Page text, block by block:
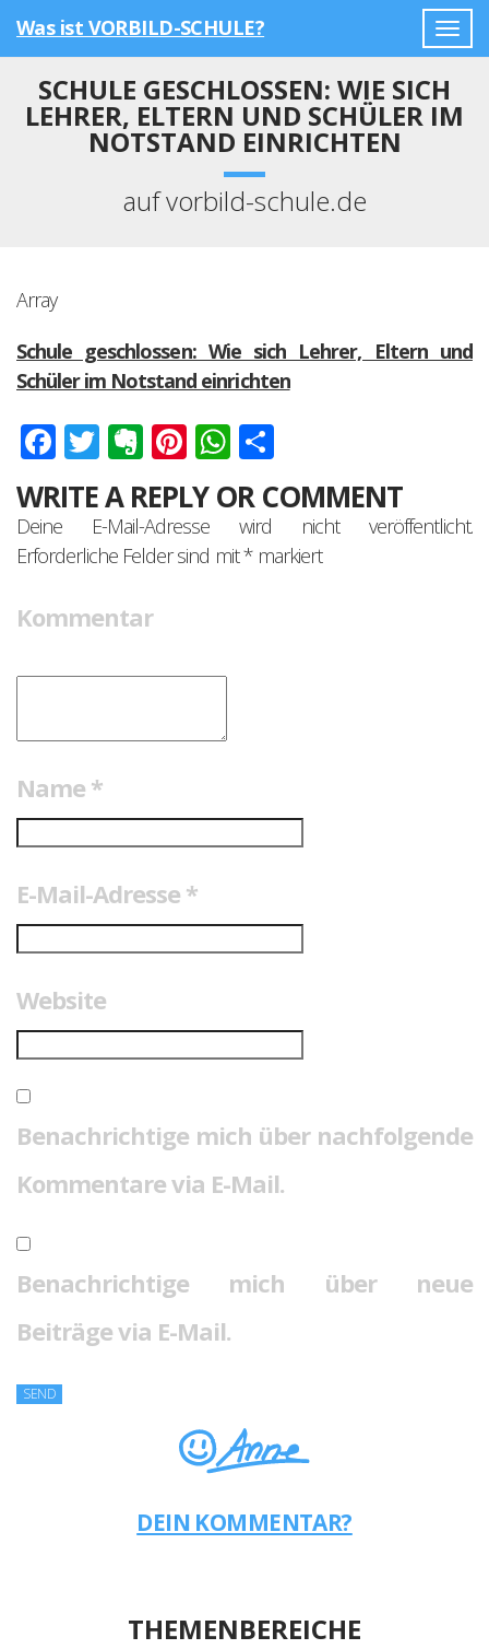
Was ist VORBILD-SCHULE?
SCHULE GESCHLOSSEN: WIE SICH
LEHRER, ELTERN UND SCHÜLER IM
NOTSTAND EINRICHTEN
auf vorbild-schule.de
Array
Schule geschlossen: Wie sich Lehrer, Eltern und
Schüler im Notstand einrichten
Facebook
Twitter
Evernote
Pinterest
WhatsApp
WRITE A REPLY OR COMMENT
Deine E-Mail-Adresse wird nicht veröffentlicht.
Erforderliche Felder sind mit*markiert
Kommentar
Name *
E-Mail-Adresse *
Website
Benachrichtige mich über nachfolgende
Kommentare via E-Mail.
Benachrichtige mich über neue
Beiträge via E-Mail.
DEIN KOMMENTAR?
THEMENBEREICHE